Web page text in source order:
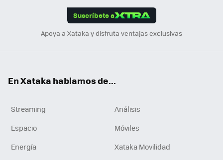
Suscríbete a
Apoya a Xataka y disfruta ventajas exclusivas
En Xataka hablamos de...
Streaming
Análisis
Espacio
Móviles
Energía
Xataka Movilidad